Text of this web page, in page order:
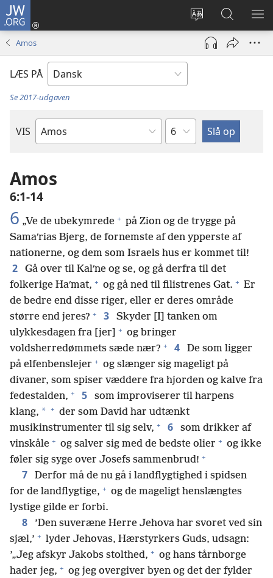
JW.ORG
Vælg
sprog
Log
på
(åbner
vindue)
Søg
på
JW.ORG
VIS
Amos
LÆS PÅ
Se 2017-udgaven
VIS
Bibelbog
Kapitel
Amos
6:1-14
6 „Ve de ubekymrede + på Zion og de trygge på
Samaʹrias Bjerg, de fornemste af den ypperste af
nationerne, og dem som Israels hus er kommet til!
2
Gå over til Kalʹne og se, og gå derfra til det
folkerige Haʹmat, + og gå ned til filistrenes Gat. + Er
de bedre end disse riger, eller er deres område
større end jeres? + 3
Skyder [I] tanken om
ulykkesdagen fra [jer] + og bringer
voldsherredømmets sæde nær? + 4
De som ligger
på elfenbenslejer + og slænger sig mageligt på
divaner, som spiser væddere fra hjorden og kalve fra
fedestalden, + 5
som improviserer til harpens
klang, * + der som David har udtænkt
musikinstrumenter til sig selv, + 6
som drikker af
vinskåle + og salver sig med de bedste olier + og ikke
føler sig syge over Josefs sammenbrud! +
7
Derfor må de nu gå i landflygtighed i spidsen
for de landflygtige, + og de mageligt henslængtes
lystige gilde er forbi.
8
’Den suveræne Herre Jehova har svoret ved sin
sjæl,’ + lyder Jehovas, Hærstyrkers Guds, udsagn:
’„Jeg afskyr Jakobs stolthed, + og hans tårnborge
hader jeg, + og jeg overgiver byen og det der fylder